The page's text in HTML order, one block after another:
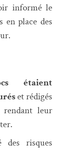
informé le
en place des
étaient
et rédigés
rendant leur
des risques